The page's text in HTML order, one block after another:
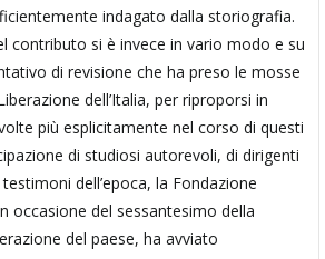
indagato dalla storiografia.
contributo si è invece in vario modo e su
di revisione che ha preso le mosse
dell’Italia, per riproporsi in
più esplicitamente nel corso di questi
di studiosi autorevoli, di dirigenti
dell’epoca, la Fondazione
occasione del sessantesimo della
del paese, ha avviato